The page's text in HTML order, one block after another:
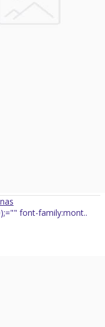
font-family:mont..